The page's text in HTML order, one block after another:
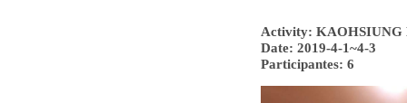
Activity:
Date: 2019-4-1~4-3
Participantes: 6